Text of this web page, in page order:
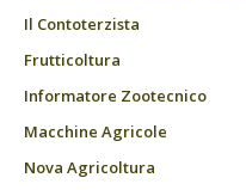
Il Contoterzista
Frutticoltura
Informatore Zootecnico
Macchine Agricole
Nova Agricoltura